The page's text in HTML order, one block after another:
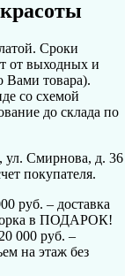
Сроки
от выходных и
Вами товара).
со схемой
до склада по
ул. Смирнова, д. 36
покупателя.
руб. – доставка
в ПОДАРОК!
000 руб. –
на этаж без